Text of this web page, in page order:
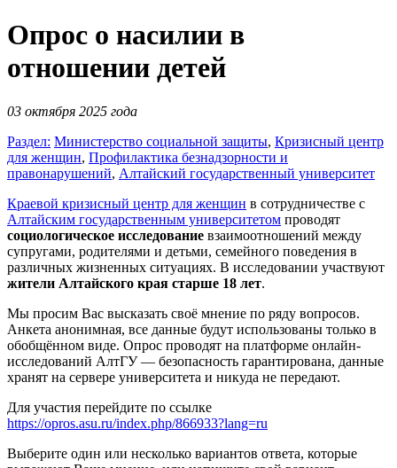
Опрос о насилии в
отношении детей
03 октября 2025 года
Раздел: Министерство социальной защиты, Кризисный центр
для женщин, Профилактика безнадзорности и
правонарушений, Алтайский государственный университет
Краевой кризисный центр для женщин в сотрудничестве с
Алтайским государственным университетом проводят
социологическое исследование взаимоотношений между
супругами, родителями и детьми, семейного поведения в
различных жизненных ситуациях. В исследовании участвуют
жители Алтайского края старше 18 лет.
Мы просим Вас высказать своё мнение по ряду вопросов.
Анкета анонимная, все данные будут использованы только в
обобщённом виде. Опрос проводят на платформе онлайн-
исследований АлтГУ — безопасность гарантирована, данные
хранят на сервере университета и никуда не передают.
Для участия перейдите по ссылке
https://opros.asu.ru/index.php/866933?lang=ru
Выберите один или несколько вариантов ответа, которые